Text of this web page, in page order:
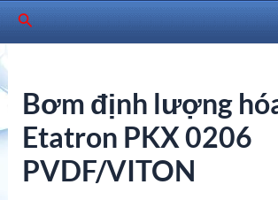
SkipSearch
Bơm định lượng
Etatron PKX 0206
PVDF/VITON